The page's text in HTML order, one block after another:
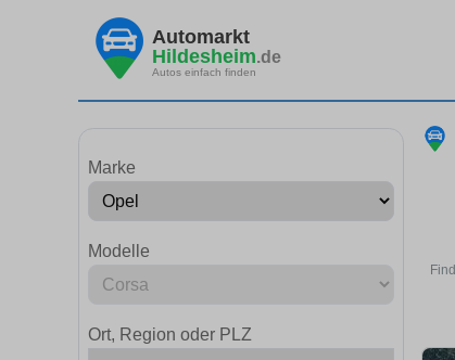
Automarkt
Hildesheim.de
Autos einfach finden
Marke
Modelle
Ort, Region oder PLZ